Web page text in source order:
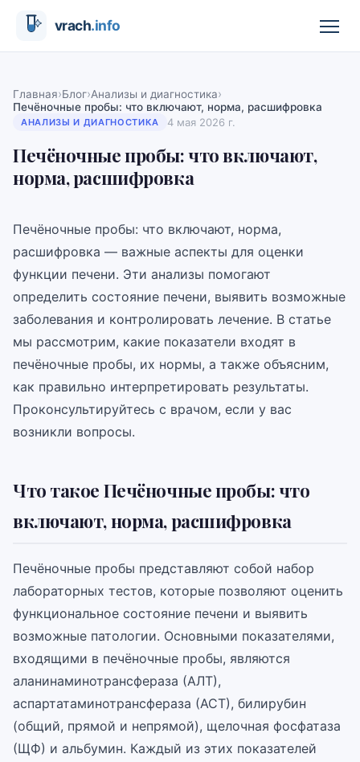
Главная›Блог›Анализы и диагностика›
Печёночные пробы: что включают, норма, расшифровка
АНАЛИЗЫ И ДИАГНОСТИКА 4 мая 2026 г.
Печёночные пробы: что включают,
норма, расшифровка
Печёночные пробы: что включают, норма,
расшифровка — важные аспекты для оценки
функции печени. Эти анализы помогают
определить состояние печени, выявить возможные
заболевания и контролировать лечение. В статье
мы рассмотрим, какие показатели входят в
печёночные пробы, их нормы, а также объясним,
как правильно интерпретировать результаты.
Проконсультируйтесь с врачом, если у вас
возникли вопросы.
Что такое Печёночные пробы: что
включают, норма, расшифровка
Печёночные пробы представляют собой набор
лабораторных тестов, которые позволяют оценить
функциональное состояние печени и выявить
возможные патологии. Основными показателями,
входящими в печёночные пробы, являются
аланинаминотрансфераза (АЛТ),
аспартатаминотрансфераза (АСТ), билирубин
(общий, прямой и непрямой), щелочная фосфатаза
(ЩФ) и альбумин. Каждый из этих показателей